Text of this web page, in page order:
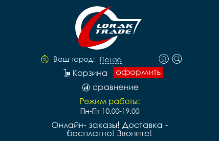
Ваш город: Пенза
оформить
Корзина
сравнение
Режим работы:
Пн-Пт 10.00-19.00
Онлайн- заказы! Доставка -
бесплатно! Звоните!